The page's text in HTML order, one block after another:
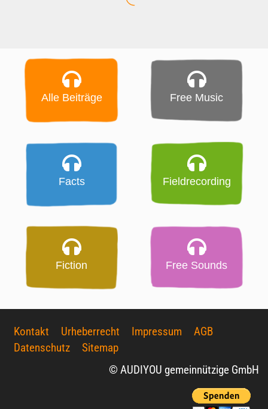
Alle Beiträge Free Music
Facts Fieldrecording
Fiction Free Sounds
Kontakt Urheberrecht Impressum
AGB
Datenschutz
Sitemap
© AUDIYOU gemeinnützige GmbH